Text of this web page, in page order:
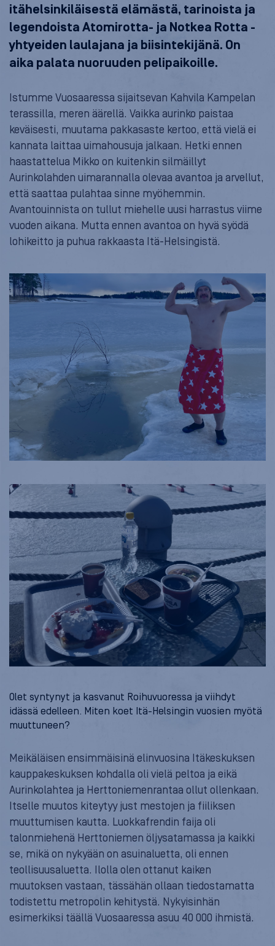
itähelsinkiläisestä elämästä, tarinoista ja
legendoista Atomirotta- ja Notkea Rotta -
yhtyeiden laulajana ja biisintekijänä. On
aika palata nuoruuden pelipaikoille.
Istumme Vuosaaressa sijaitsevan Kahvila Kampelan
terassilla, meren äärellä. Vaikka aurinko paistaa
keväisesti, muutama pakkasaste kertoo, että vielä ei
kannata laittaa uimahousuja jalkaan. Hetki ennen
haastattelua Mikko on kuitenkin silmäillyt
Aurinkolahden uimarannalla olevaa avantoa ja arvellut,
että saattaa pulahtaa sinne myöhemmin.
Avantouinnista on tullut miehelle uusi harrastus viime
vuoden aikana. Mutta ennen avantoa on hyvä syödä
lohikeitto ja puhua rakkaasta Itä-Helsingistä.
Olet syntynyt ja kasvanut Roihuvuoressa ja viihdyt
idässä edelleen. Miten koet Itä-Helsingin vuosien myötä
muuttuneen?
Meikäläisen ensimmäisinä elinvuosina Itäkeskuksen
kauppakeskuksen kohdalla oli vielä peltoa ja eikä
Aurinkolahtea ja Herttoniemenrantaa ollut ollenkaan.
Itselle muutos kiteytyy just mestojen ja fiiliksen
muuttumisen kautta. Luokkafrendin faija oli
talonmiehenä Herttoniemen öljysatamassa ja kaikki
se, mikä on nykyään on asuinaluetta, oli ennen
teollisuusaluetta. Ilolla olen ottanut kaiken
muutoksen vastaan, tässähän ollaan tiedostamatta
todistettu metropolin kehitystä. Nykyisinhän
esimerkiksi täällä Vuosaaressa asuu 40 000 ihmistä.